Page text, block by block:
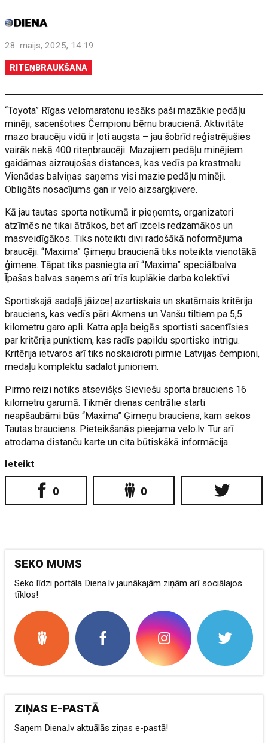
28. maijs, 2025, 14:19
RITEŅBRAUKŠANA
“Toyota” Rīgas velomaratonu iesāks paši mazākie pedāļu
minēji, sacenšoties Čempionu bērnu braucienā. Aktivitāte
mazo braucēju vidū ir ļoti augsta – jau šobrīd reģistrējušies
vairāk nekā 400 riteņbraucēji. Mazajiem pedāļu minējiem
gaidāmas aizraujošas distances, kas vedīs pa krastmalu.
Vienādas balviņas saņems visi mazie pedāļu minēji.
Obligāts nosacījums gan ir velo aizsargķivere.
Kā jau tautas sporta notikumā ir pieņemts, organizatori
atzīmēs ne tikai ātrākos, bet arī izcels redzamākos un
masveidīgākos. Tiks noteikti divi radošākā noformējuma
braucēji. “Maxima” Ģimeņu braucienā tiks noteikta vienotākā
ģimene. Tāpat tiks pasniegta arī “Maxima” speciālbalva.
Īpašas balvas saņems arī trīs kuplākie darba kolektīvi.
Sportiskajā sadaļā jāizceļ azartiskais un skatāmais kritērija
brauciens, kas vedīs pāri Akmens un Vanšu tiltiem pa 5,5
kilometru garo apli. Katra apļa beigās sportisti sacentīsies
par kritērija punktiem, kas radīs papildu sportisko intrigu.
Kritērija ietvaros arī tiks noskaidroti pirmie Latvijas čempioni,
medaļu komplektu sadalot junioriem.
Pirmo reizi notiks atsevišķs Sieviešu sporta brauciens 16
kilometru garumā. Tikmēr dienas centrālie starti
neapšaubāmi būs “Maxima” Ģimeņu brauciens, kam sekos
Tautas brauciens. Pieteikšanās pieejama velo.lv. Tur arī
atrodama distanču karte un cita būtiskākā informācija.
Ieteikt
0 0
SEKO MUMS
Seko līdzi portāla Diena.lv jaunākajām ziņām arī sociālajos
tīklos!
ZIŅAS E-PASTĀ
Saņem Diena.lv aktuālās ziņas e-pastā!